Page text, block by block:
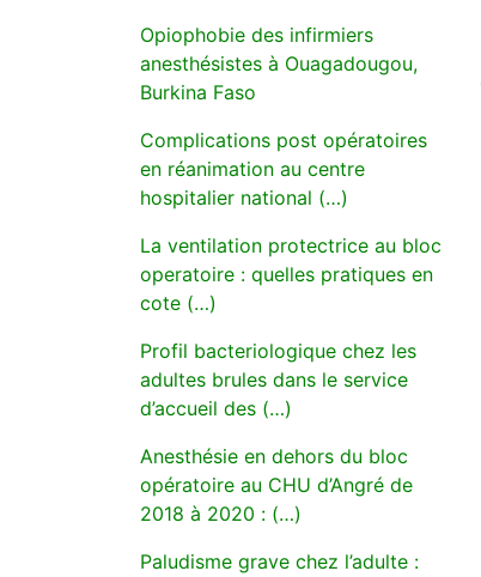
Opiophobie des infirmiers
anesthésistes à Ouagadougou,
Burkina Faso
Complications post opératoires
en réanimation au centre
hospitalier national (…)
La ventilation protectrice au bloc
operatoire : quelles pratiques en
cote (…)
Profil bacteriologique chez les
adultes brules dans le service
d’accueil des (…)
Anesthésie en dehors du bloc
opératoire au CHU d’Angré de
2018 à 2020 : (…)
Paludisme grave chez l’adulte :